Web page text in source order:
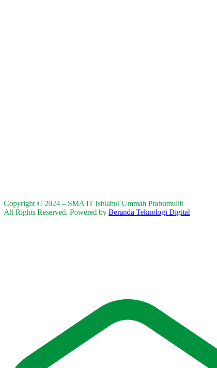
Copyright © 2024 – SMA IT Ishlahul Ummah Prabumulih
All Rights Reserved. Powered by Beranda Teknologi Digital